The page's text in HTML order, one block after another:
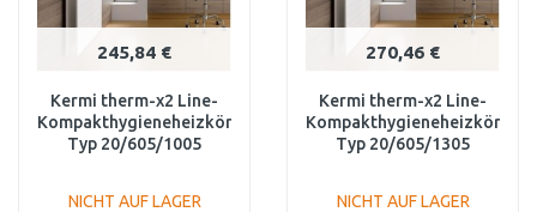
245,84 €
Kermi therm-x2 Line-
Kompakthygieneheizkörper
Typ 20/605/1005
NICHT AUF LAGER
270,46 €
Kermi therm-x2 Line-
Kompakthygieneheizkörper
Typ 20/605/1305
NICHT AUF LAGER